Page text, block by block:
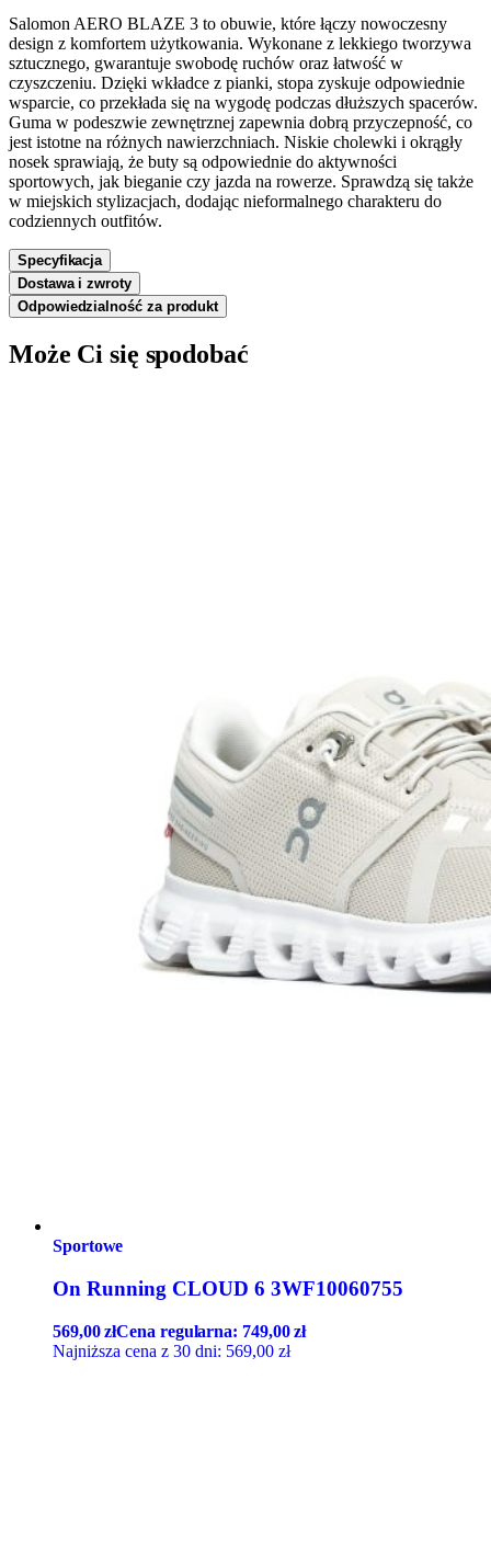
Salomon AERO BLAZE 3 to obuwie, które łączy nowoczesny
design z komfortem użytkowania. Wykonane z lekkiego tworzywa
sztucznego, gwarantuje swobodę ruchów oraz łatwość w
czyszczeniu. Dzięki wkładce z pianki, stopa zyskuje odpowiednie
wsparcie, co przekłada się na wygodę podczas dłuższych spacerów.
Guma w podeszwie zewnętrznej zapewnia dobrą przyczepność, co
jest istotne na różnych nawierzchniach. Niskie cholewki i okrągły
nosek sprawiają, że buty są odpowiednie do aktywności
sportowych, jak bieganie czy jazda na rowerze. Sprawdzą się także
w miejskich stylizacjach, dodając nieformalnego charakteru do
codziennych outfitów.
Specyfikacja
Dostawa i zwroty
Odpowiedzialność za produkt
Może Ci się spodobać
Sportowe
On Running CLOUD 6 3WF10060755
569,00złCena regularna: 749,00zł
Najniższa cena z 30 dni: 569,00 zł